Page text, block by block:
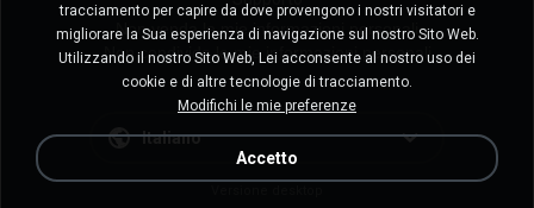
Non venda le mie informazioni personali
Non condivida le mie informazioni personali
Italiano
tracciamento per capire da dove provengono i nostri visitatori e
migliorare la Sua esperienza di navigazione sul nostro Sito Web.
Utilizzando il nostro Sito Web, Lei acconsente al nostro uso dei
cookie e di altre tecnologie di tracciamento.
Modifichi le mie preferenze
Accetto